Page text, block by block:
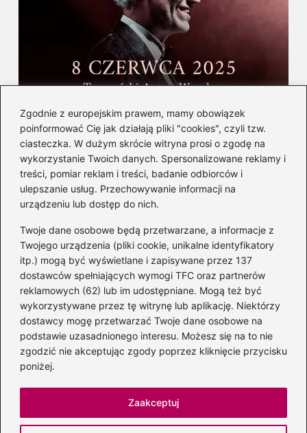
Zgodnie z europejskim prawem, mamy obowiązek
poinformować Cię jak działają pliki "cookies", czyli tzw.
ciasteczka. W dużym skrócie witryna prosi o zgodę na
wykorzystanie Twoich danych. Spersonalizowane reklamy i
treści, pomiar reklam i treści, badanie odbiorców i
ulepszanie usług. Przechowywanie informacji na
urządzeniu lub dostęp do nich.
Twoje dane osobowe będą przetwarzane, a informacje z
Twojego urządzenia (pliki cookie, unikalne identyfikatory
itp.) mogą być wyświetlane i zapisywane przez 137
dostawców spełniających wymogi TFC oraz partnerów
reklamowych (62) lub im udostępniane. Mogą też być
wykorzystywane przez tę witrynę lub aplikację. Niektórzy
dostawcy mogę przetwarzać Twoje dane osobowe na
podstawie uzasadnionego interesu. Możesz się na to nie
zgodzić nie akceptując zgody poprzez kliknięcie przycisku
poniżej.
Zaakceptuj
Polsce — informacje i bilety
Kategorie
Albumy(8)
Artyści
Edukacja muzyczna(89)
Instrumenty(39)
Kultura(47)
Muzyka(207)
Radio(1)
Śpiew(6)
Sprzęt audio(11)